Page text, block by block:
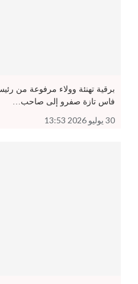
برقية تهنئة وولاء مرفوعة من
فاس تازة صفرو إلى صاحب…
30 يوليو 2026 13:53